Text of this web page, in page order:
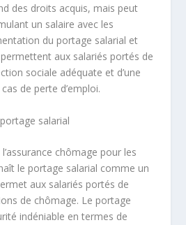
des droits acquis, mais peut
un salaire avec les
du portage salarial et
aux salariés portés de
sociale adéquate et d’une
de perte d’emploi.
chômage pour les
le portage salarial comme un
aux salariés portés de
de chômage. Le portage
indéniable en termes de